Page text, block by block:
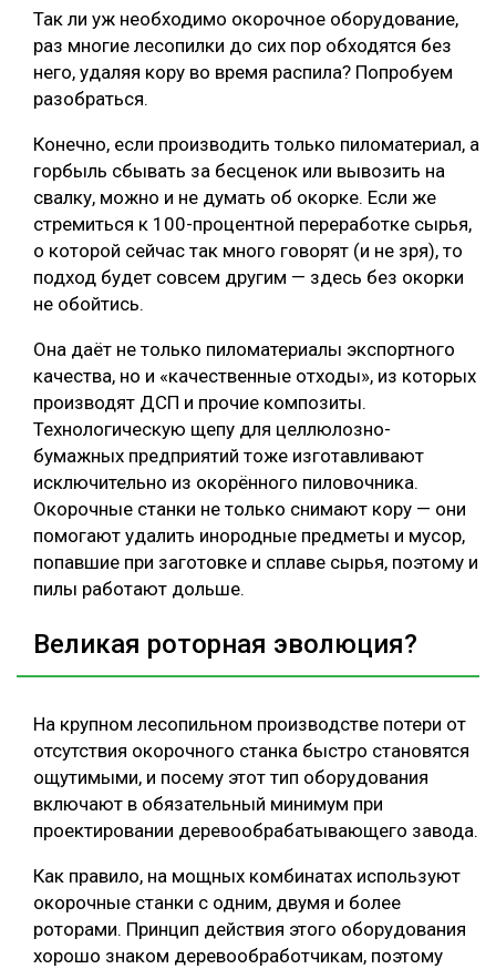
СУШКА ДРЕВЕСИНЫ
МЕБЕЛЬНОЕ ПРОИЗВОДСТВО
Так ли уж необходимо окорочное оборудование,
раз многие лесопилки до сих пор обходятся без
него, удаляя кору во время распила? Попробуем
разобраться.
Конечно, если производить только пиломатериал, а
горбыль сбывать за бесценок или вывозить на
свалку, можно и не думать об окорке. Если же
стремиться к 100-процентной переработке сырья,
о которой сейчас так много говорят (и не зря), то
подход будет совсем другим — здесь без окорки
не обойтись.
Она даёт не только пиломатериалы экспортного
качества, но и «качественные отходы», из которых
производят ДСП и прочие композиты.
Технологическую щепу для целлюлозно-
бумажных предприятий тоже изготавливают
исключительно из окорённого пиловочника.
Окорочные станки не только снимают кору — они
помогают удалить инородные предметы и мусор,
попавшие при заготовке и сплаве сырья, поэтому и
пилы работают дольше.
Великая роторная эволюция?
На крупном лесопильном производстве потери от
отсутствия окорочного станка быстро становятся
ощутимыми, и посему этот тип оборудования
включают в обязательный минимум при
проектировании деревообрабатывающего завода.
Как правило, на мощных комбинатах используют
окорочные станки с одним, двумя и более
роторами. Принцип действия этого оборудования
хорошо знаком деревообработчикам, поэтому